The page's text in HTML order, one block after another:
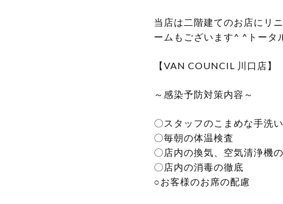
当店は二階建てのお店にリ
ームもございます^ ^トータ
【VAN COUNCIL 川口店】
～感染予防対策内容～
〇スタッフのこまめな手洗
〇毎朝の体温検査
〇店内の換気、空気清浄機
〇店内の消毒の徹底
○お客様のお席の配慮